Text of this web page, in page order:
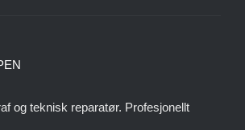
og teknisk reparatør. Profesjonellt